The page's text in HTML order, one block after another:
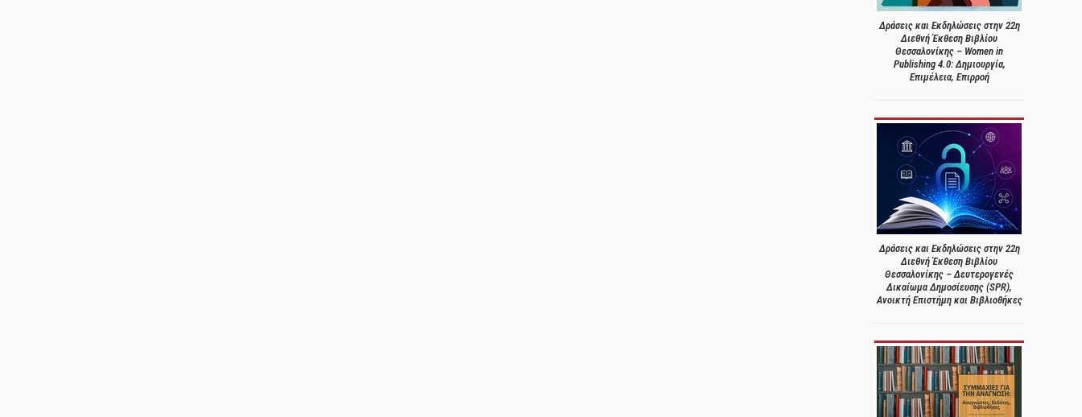
Δράσεις και Εκδηλώσεις στην 22η
Διεθνή Έκθεση Βιβλίου
Θεσσαλονίκης – Women in
Publishing 4.0: Δημιουργία,
Επιμέλεια, Επιρροή
Δράσεις και Εκδηλώσεις στην 22η
Διεθνή Έκθεση Βιβλίου
Θεσσαλονίκης – Δευτερογενές
Δικαίωμα Δημοσίευσης (SPR),
Ανοικτή Επιστήμη και Βιβλιοθήκες